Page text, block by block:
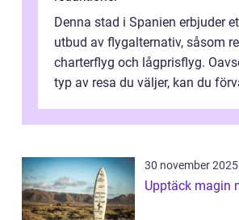
Denna stad i Spanien erbjuder
utbud av flygalternativ, såsom
charterflyg och lågprisflyg.
typ av resa du väljer, kan du
30 november 2025
Upptäck magin